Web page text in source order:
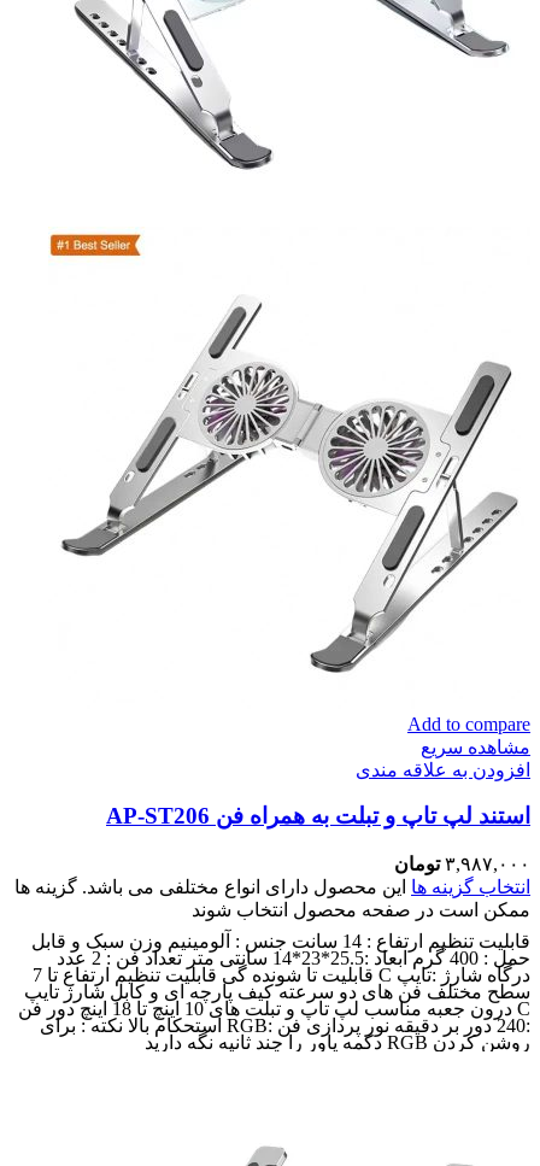
Add to compare
مشاهده سریع
افزودن به علاقه مندی
استند لپ تاپ و تبلت به همراه فن AP-ST206
۳,۹۸۷,۰۰۰ تومان
انتخاب گزینه ها این محصول دارای انواع مختلفی می باشد. گزینه ها
ممکن است در صفحه محصول انتخاب شوند
قابلیت تنظیم ارتفاع : 14 سانت جنس : آلومینیم وزن سبک و قابل
حمل : 400 گرم ابعاد :25.5*23*14 سانتی متر تعداد فن : 2 عدد
درگاه شارژ :تایپ C قابلیت تا شونده گی قابلیت تنظیم ارتفاع تا 7
سطح مختلف فن های دو سرعته کیف پارچه ای و کابل شارژ تایپ
C درون جعبه مناسب لپ تاپ و تبلت های 10 اینچ تا 18 اینچ دور فن
:240 دور بر دقیقه نور پردازی فن :RGB استحکام بالا نکته : برای
روشن کردن RGB دکمه پاور را چند ثانیه نگه دارید